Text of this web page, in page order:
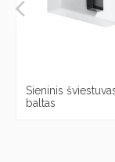
Sieninis
baltas